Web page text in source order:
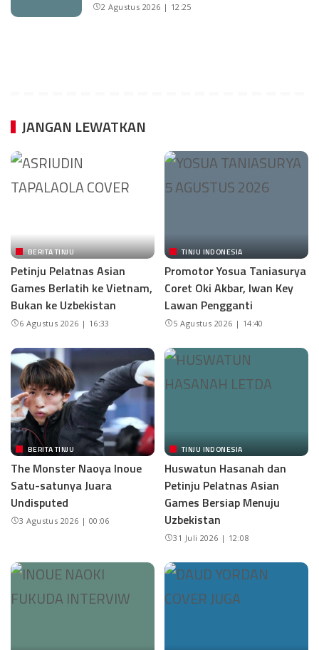
2 Agustus 2026 | 12:25
JANGAN LEWATKAN
BERITA TINJU
Petinju Pelatnas Asian
Games Berlatih ke Vietnam,
Bukan ke Uzbekistan
6 Agustus 2026 | 16:33
TINJU INDONESIA
Promotor Yosua Taniasurya
Coret Oki Akbar, Iwan Key
Lawan Pengganti
5 Agustus 2026 | 14:40
BERITA TINJU
The Monster Naoya Inoue
Satu-satunya Juara
Undisputed
3 Agustus 2026 | 00:06
TINJU INDONESIA
Huswatun Hasanah dan
Petinju Pelatnas Asian
Games Bersiap Menuju
Uzbekistan
31 Juli 2026 | 12:08